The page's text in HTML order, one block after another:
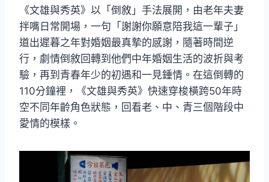
《文雄與秀英》以「倒敘」手法展開，由老年夫妻
拌嘴日常開場，一句「謝謝你願意陪我這一輩子」
道出遲暮之年對婚姻最真摯的感謝，隨著時間逆
行，劇情倒敘回轉到他們中年婚姻生活的波折與考
驗，再到青春年少的初遇和一見鍾情。在這倒轉的
110分鐘裡，《文雄與秀英》快速穿梭橫跨50年時
空不同年齡角色狀態，回看老、中、青三個階段中
愛情的模樣。